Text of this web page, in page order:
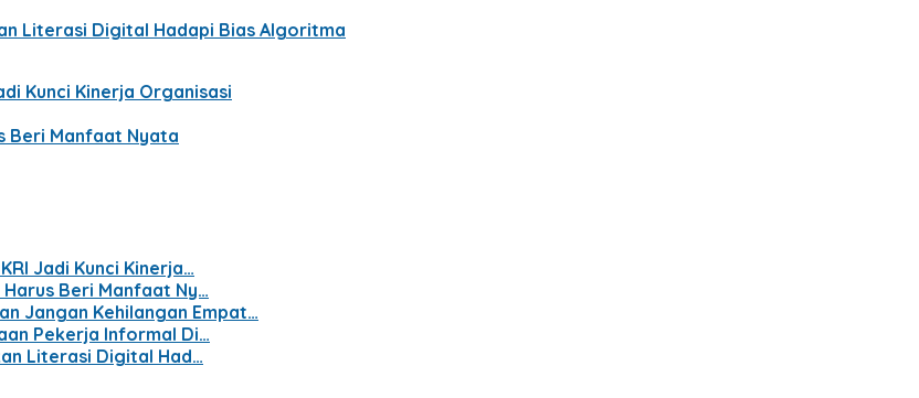
Literasi Digital Hadapi Bias Algoritma
Kunci Kinerja Organisasi
Beri Manfaat Nyata
Jadi Kunci Kinerja…
Beri Manfaat Ny…
Jangan Kehilangan Empat…
Pekerja Informal Di…
Literasi Digital Had…